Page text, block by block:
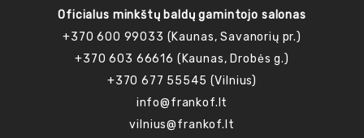
Oficialus minkštų baldų gamintojo salonas
+370 600 99033 (Kaunas, Savanorių pr.)
+370 603 66616 (Kaunas, Drobės g.)
+370 677 55545 (Vilnius)
info@frankof.lt
vilnius@frankof.lt